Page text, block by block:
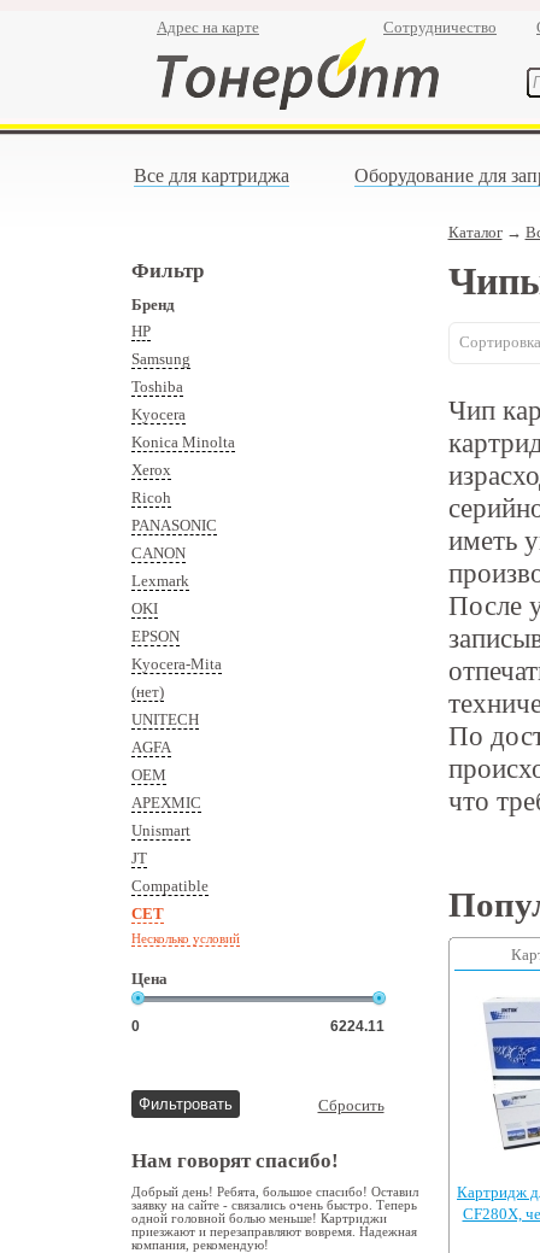
Адрес на карте Сотрудничество
Все для картриджа Оборудование для
Фильтр
Бренд
HP
Samsung
Toshiba
Kyocera
Konica Minolta
Xerox
Ricoh
PANASONIC
CANON
Lexmark
OKI
EPSON
Kyocera-Mita
(нет)
UNITECH
AGFA
OEM
APEXMIC
Unismart
JT
Compatible
CET
Несколько условий
Цена
Сбросить
Нам говорят спасибо!
Добрый день! Ребята, большое спасибо! Оставил
заявку на сайте - связались очень быстро. Теперь
одной головной болью меньше! Картриджи
приезжают и перезаправляют вовремя. Надежная
компания, рекомендую!
Каталог→
Чип
иметь
После
По
что
Картридж
CF280X,